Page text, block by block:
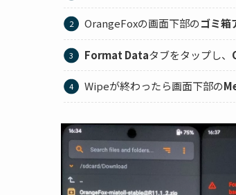
OrangeFoxの画面下部のゴミ箱
Format Dataタブをタップし、
Wipeが終わったら画面下部の